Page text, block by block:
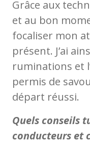
Grâce aux
et au bon
focaliser mon
présent. J’ai
ruminations et
permis de
départ réussi.
Quels conseils
conducteurs et